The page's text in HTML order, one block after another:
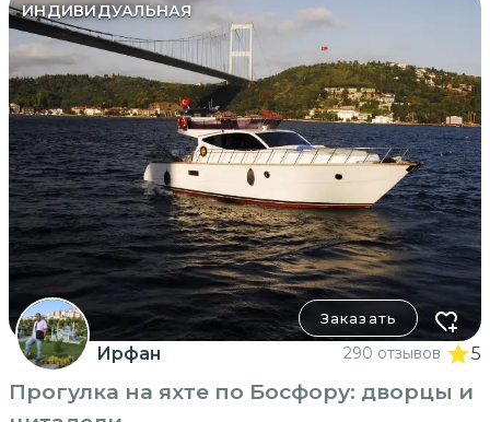
ИНДИВИДУАЛЬНАЯ
Заказать
Ирфан 290 отзывов 5
Прогулка на яхте по Босфору: дворцы и